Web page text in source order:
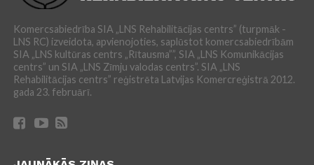
Komercsabiedrība SIA „LNS Rehabilitācijas centrs” (turpmāk -
LNS RC) izveidota, apvienojoties, saplūstot komercsabiedrībām
SIA „LNS kultūras centrs „Rītausma””, SIA „LNS Komunikācijas
centrs” un SIA „LNS Zīmju valodas centrs”. SIA „LNS
Rehabilitācijas centrs” reģistrēta Latvijas Komercreģistrā 2012.
gada 23. februārī.